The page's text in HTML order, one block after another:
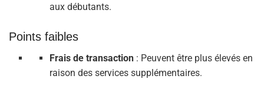
aux débutants.
Points faibles
Frais de transaction: Peuvent être plus élevés en
raison des services supplémentaires.